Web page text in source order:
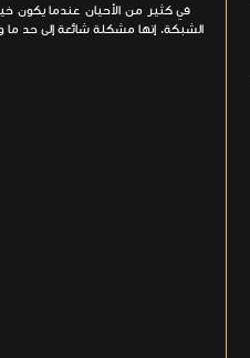
الشبكة. إنها مشكلة شائعة إلى حد